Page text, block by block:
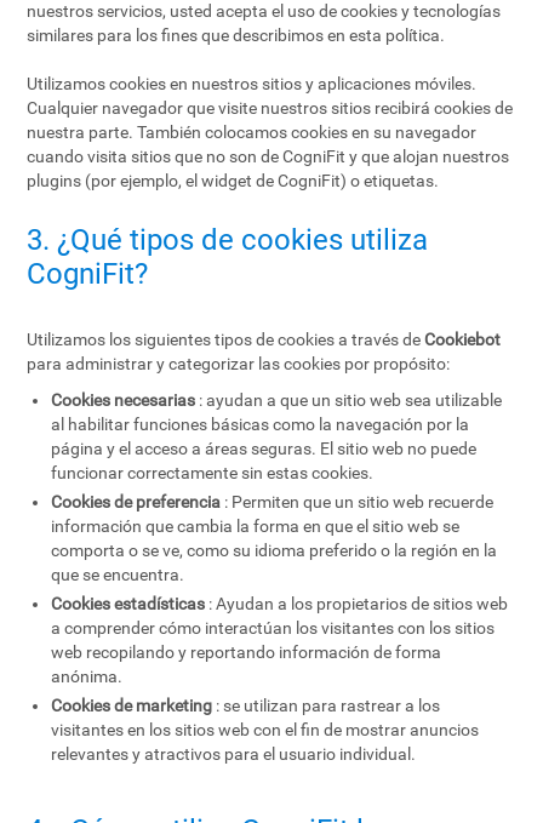
nuestros servicios, usted acepta el uso de cookies y tecnologías
similares para los fines que describimos en esta política.
Utilizamos cookies en nuestros sitios y aplicaciones móviles.
Cualquier navegador que visite nuestros sitios recibirá cookies de
nuestra parte. También colocamos cookies en su navegador
cuando visita sitios que no son de CogniFit y que alojan nuestros
plugins (por ejemplo, el widget de CogniFit) o etiquetas.
3. ¿Qué tipos de cookies utiliza
CogniFit?
Utilizamos los siguientes tipos de cookies a través deCookiebot
para administrar y categorizar las cookies por propósito:
Cookies necesarias : ayudan a que un sitio web sea utilizable
al habilitar funciones básicas como la navegación por la
página y el acceso a áreas seguras. El sitio web no puede
funcionar correctamente sin estas cookies.
Cookies de preferencia : Permiten que un sitio web recuerde
información que cambia la forma en que el sitio web se
comporta o se ve, como su idioma preferido o la región en la
que se encuentra.
Cookies estadísticas : Ayudan a los propietarios de sitios web
a comprender cómo interactúan los visitantes con los sitios
web recopilando y reportando información de forma
anónima.
Cookies de marketing : se utilizan para rastrear a los
visitantes en los sitios web con el fin de mostrar anuncios
relevantes y atractivos para el usuario individual.